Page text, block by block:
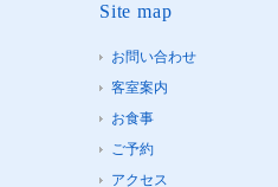
Site map
お問い合わせ
客室案内
お食事
ご予約
アクセス